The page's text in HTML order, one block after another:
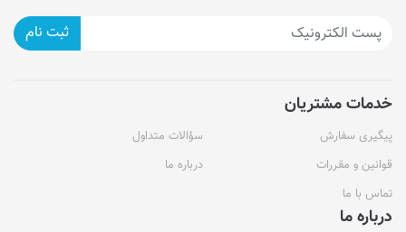
ثبت نام
خدمات مشتریان
پیگیری سفارش
سؤالات متداول
قوانین و مقررات
درباره ما
تماس با ما
درباره ما